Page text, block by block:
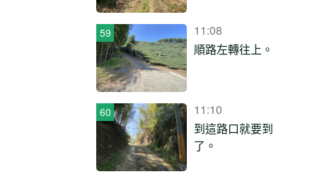
11:08
順路左轉往上。
11:10
到這路口就要到
了。